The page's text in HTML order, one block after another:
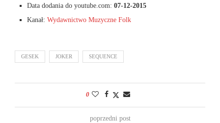
Data dodania do youtube.com: 07-12-2015
Kanał: Wydawnictwo Muzyczne Folk
GESEK JOKER SEQUENCE
0
poprzedni post